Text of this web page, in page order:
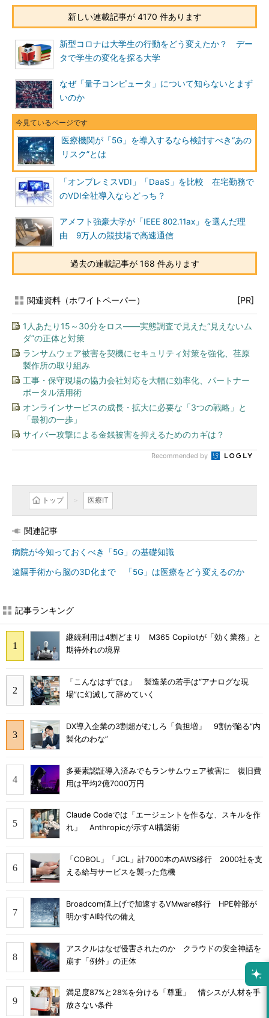
新しい連載記事が 4170 件あります
新型コロナは大学生の行動をどう変えたか？ デー
タで学生の変化を探る大学
なぜ「量子コンピュータ」について知らないとまず
いのか
医療機関が「5G」を導入するなら検討すべき“あの
リスク”とは
「オンプレミスVDI」「DaaS」を比較 在宅勤務で
のVDI全社導入ならどっち？
アメフト強豪大学が「IEEE 802.11ax」を選んだ理
由 9万人の競技場で高速通信
過去の連載記事が 168 件あります
関連資料（ホワイトペーパー） [PR]
1人あたり15～30分をロス――実態調査で見えた“見えないム
ダ”の正体と対策
ランサムウェア被害を契機にセキュリティ対策を強化、荏原
製作所の取り組み
工事・保守現場の協力会社対応を大幅に効率化、パートナー
ポータル活用術
オンラインサービスの成長・拡大に必要な「3つの戦略」と
「最初の一歩」
サイバー攻撃による金銭被害を抑えるためのカギは？
Recommended by
トップ 医療IT
関連記事
病院が今知っておくべき「5G」の基礎知識
遠隔手術から脳の3D化まで 「5G」は医療をどう変えるのか
記事ランキング
継続利用は4割どまり M365 Copilotが「効く業務」と
期待外れの境界
「こんなはずでは」 製造業の若手は“アナログな現
場”に幻滅して辞めていく
DX導入企業の3割超がむしろ「負担増」 9割が陥る“内
製化のわな”
多要素認証導入済みでもランサムウェア被害に 復旧費
用は平均2億7000万円
Claude Codeでは「エージェントを作るな、スキルを作
れ」 Anthropicが示すAI構築術
「COBOL」「JCL」計7000本のAWS移行 2000社を支
える給与サービスを襲った危機
Broadcom値上げで加速するVMware移行 HPE幹部が
明かすAI時代の備え
アスクルはなぜ侵害されたのか クラウドの安全神話を
崩す「例外」の正体
満足度87%と28%を分ける「尊重」 情シスが人材を手
放さない条件